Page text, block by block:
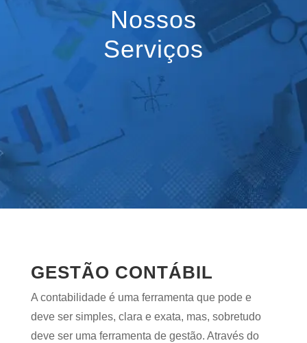
Nossos
Serviços
GESTÃO CONTÁBIL
A contabilidade é uma ferramenta que pode e
deve ser simples, clara e exata, mas, sobretudo
deve ser uma ferramenta de gestão. Através do